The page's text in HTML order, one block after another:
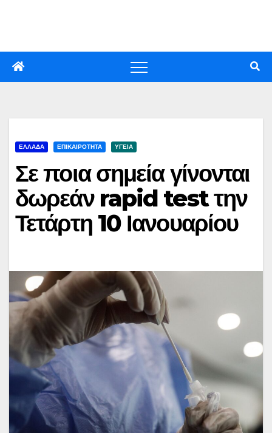
ΕΛΛΑΔΑ ΕΠΙΚΑΙΡΟΤΗΤΑ ΥΓΕΙΑ
Σε ποια σημεία γίνονται
δωρεάν rapid test την
Τετάρτη 10 Ιανουαρίου